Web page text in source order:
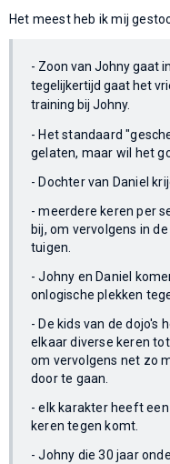
Het meest heb ik mij
- Zoon van Johny gaat
tegelijkertijd gaat het
training bij Johny.
- Het standaard
gelaten, maar wil het
- Dochter van Daniel
- meerdere keren per
bij, om vervolgens in
tuigen.
- Johny en Daniel
onlogische plekken
- De kids van de dojo's
elkaar diverse keren
om vervolgens net zo
door te gaan.
- elk karakter heeft
keren tegen komt.
- Johny die 30 jaar